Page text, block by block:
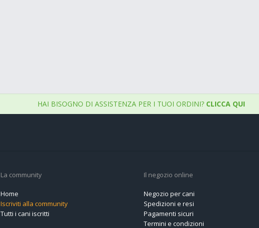
HAI BISOGNO DI ASSISTENZA PER I TUOI ORDINI? CLICCA QUI
La community
Home
Iscriviti alla community
Tutti i cani iscritti
Il negozio online
Negozio per cani
Spedizioni e resi
Pagamenti sicuri
Termini e condizioni